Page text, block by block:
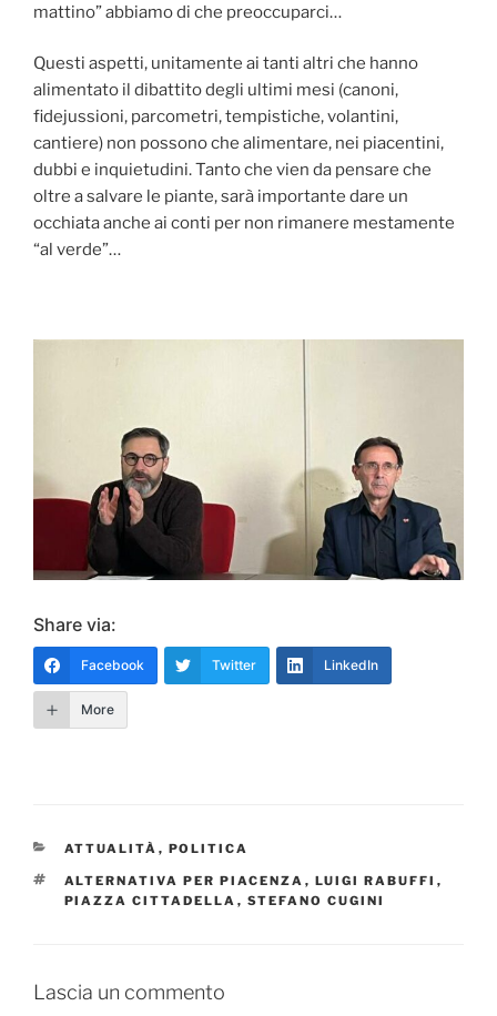
mattino” abbiamo di che preoccuparci…
Questi aspetti, unitamente ai tanti altri che hanno
alimentato il dibattito degli ultimi mesi (canoni,
fidejussioni, parcometri, tempistiche, volantini,
cantiere) non possono che alimentare, nei piacentini,
dubbi e inquietudini. Tanto che vien da pensare che
oltre a salvare le piante, sarà importante dare un
occhiata anche ai conti per non rimanere mestamente
“al verde”…
Share via:
Facebook Twitter LinkedIn
More
CATEGORIE
ATTUALITÀ , POLITICA
TAG
ALTERNATIVA PER PIACENZA , LUIGI RABUFFI ,
PIAZZA CITTADELLA , STEFANO CUGINI
Lascia un commento